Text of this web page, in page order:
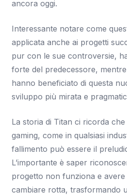
ancora oggi.
Interessante notare come
applicata anche ai progetti
pur con le sue controversie,
forte del predecessore,
hanno beneficiato di questa
sviluppo più mirata e
La storia di Titan ci ricorda
gaming, come in qualsiasi
fallimento può essere il
L’importante è saper
progetto non funziona e avere
cambiare rotta, trasformando